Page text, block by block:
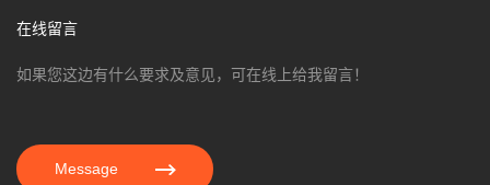
在线留言
如果您这边有什么要求及意见，可在线上给我留言！
Message